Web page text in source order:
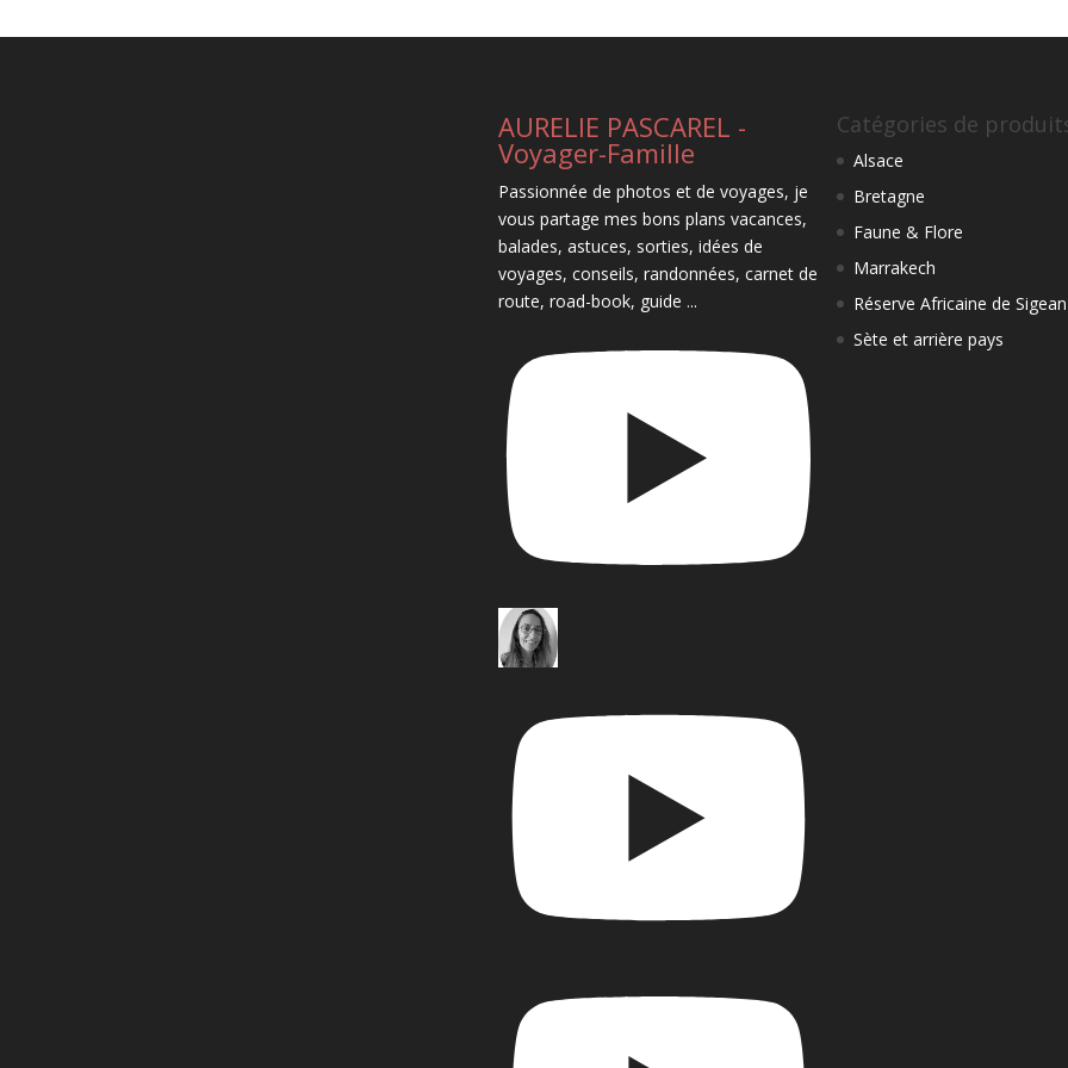
AURELIE PASCAREL -
Voyager-Famille
Passionnée de photos et de voyages, je
vous partage mes bons plans vacances,
balades, astuces, sorties, idées de
voyages, conseils, randonnées, carnet de
route, road-book, guide ...
Catégories de
Alsace
Bretagne
Faune & Flore
Marrakech
Réserve Africaine de Sigean
Sète et arrière pays